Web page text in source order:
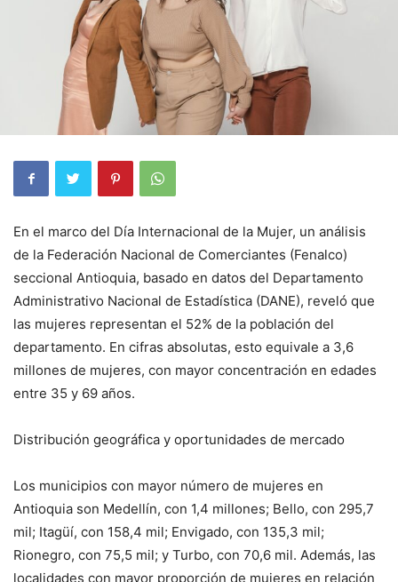
En el marco del Día Internacional de la Mujer, un análisis
de la Federación Nacional de Comerciantes (Fenalco)
seccional Antioquia, basado en datos del Departamento
Administrativo Nacional de Estadística (DANE), reveló que
las mujeres representan el 52% de la población del
departamento. En cifras absolutas, esto equivale a 3,6
millones de mujeres, con mayor concentración en edades
entre 35 y 69 años.
Distribución geográfica y oportunidades de mercado
Los municipios con mayor número de mujeres en
Antioquia son Medellín, con 1,4 millones; Bello, con 295,7
mil; Itagüí, con 158,4 mil; Envigado, con 135,3 mil;
Rionegro, con 75,5 mil; y Turbo, con 70,6 mil. Además, las
localidades con mayor proporción de mujeres en relación